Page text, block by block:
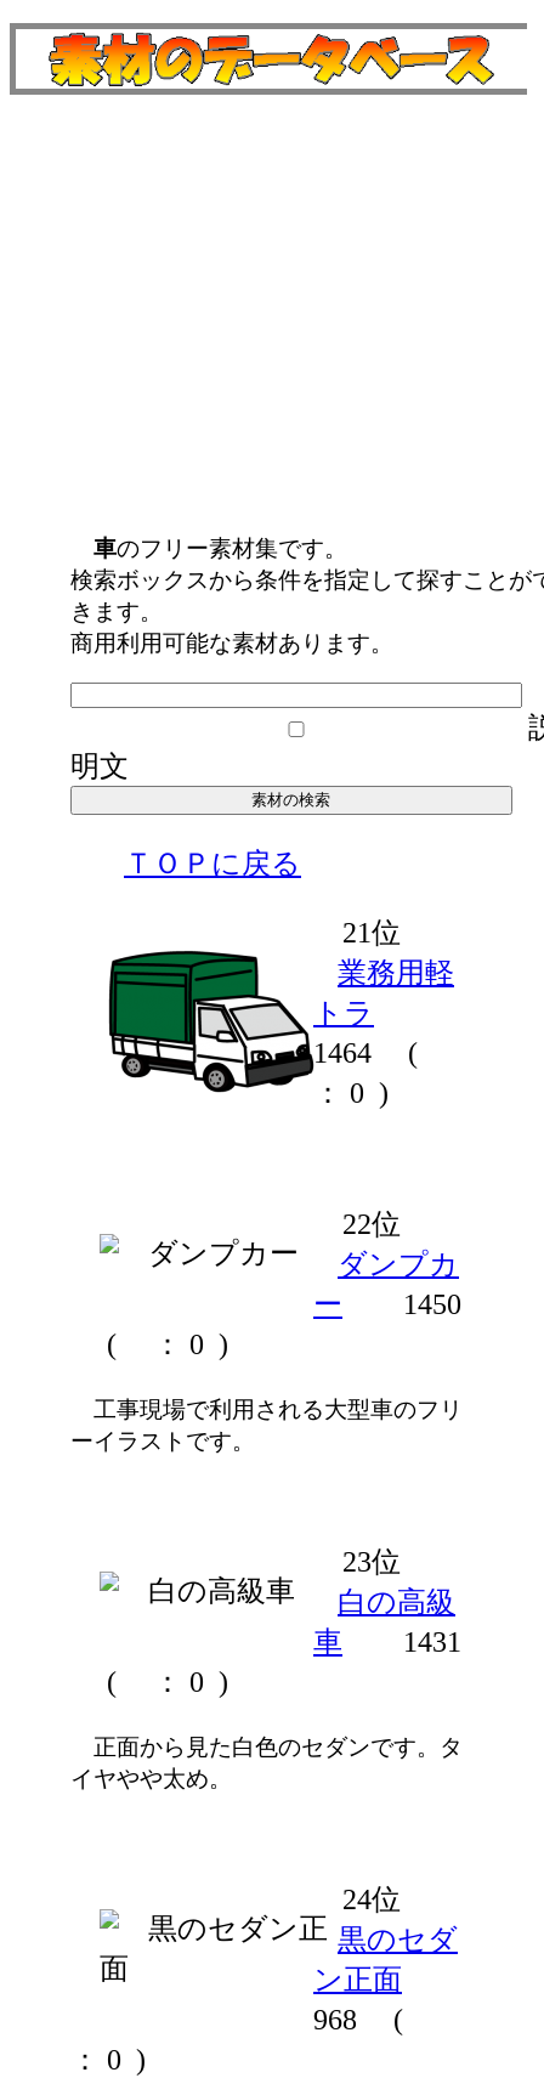
車のフリー素材集です。
検索ボックスから条件を指定して探すことが
きます。
商用利用可能な素材あります。
明文
ＴＯＰに戻る
21位
業務用軽
トラ
1464
(
： 0 )
22位
ダンプカ
ー
1450
(
： 0 )
工事現場で利用される大型車のフリ
ーイラストです。
23位
白の高級
車
1431
(
： 0 )
正面から見た白色のセダンです。タ
イヤやや太め。
24位
黒のセダ
ン正面
968
(
： 0 )